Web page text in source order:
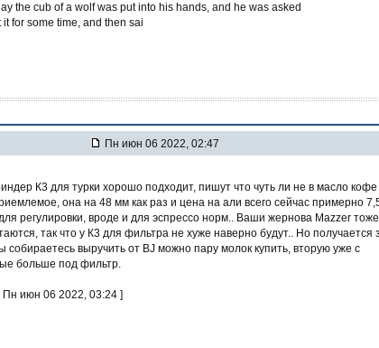
the cub of a wolf was put into his hands, and he was asked
for some time, and then sai
Пн июн 06 2022, 02:47
К3 для турки хорошо подходит, пишут что чуть ли не в масло кофе
она на 48 мм как раз и цена на али всего сейчас примерно
регулировки, вроде и для эспрессо норм.. Ваши жернова Mazzer тоже
так что у К3 для фильтра не хуже наверно будут.. Но получается
собираетесь выручить от BJ можно пару молок купить, вторую уже с
больше под фильтр.
Пн июн 06 2022, 03:24 ]